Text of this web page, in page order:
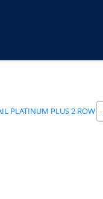
PLATINUM PLUS 2 ROW